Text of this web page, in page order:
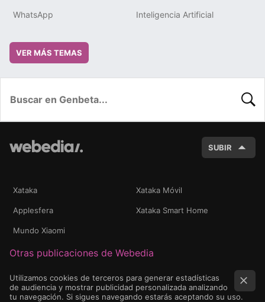
WhatsApp Inteligencia Artificial
VER MÁS TEMAS
SUBIR
Xataka Xataka Móvil
Applesfera Xataka Smart Home
Mundo Xiaomi
Otras publicaciones de Webedia
Utilizamos cookies de terceros para generar estadísticas
de audiencia y mostrar publicidad personalizada analizando
tu navegación. Si sigues navegando estarás aceptando su uso.